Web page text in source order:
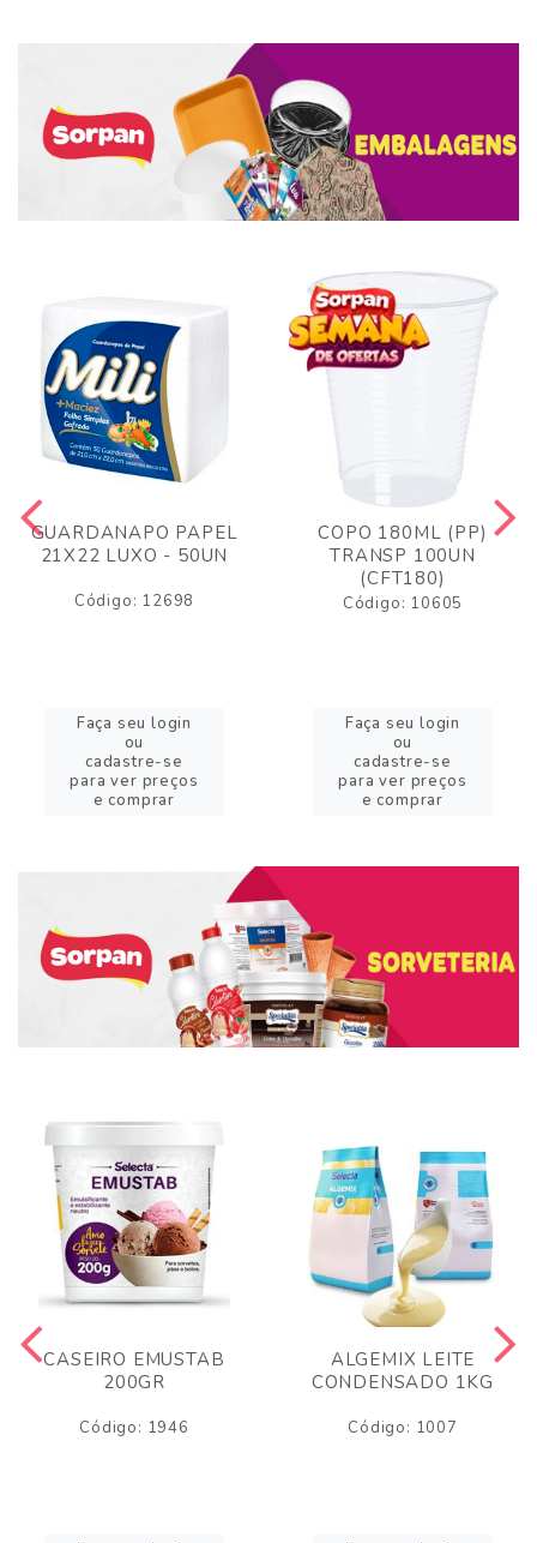
GUARDANAPO PAPEL
21X22 LUXO - 50UN
Código: 12698
Faça seu login
ou
cadastre-se
para ver preços
e comprar
COPO 180ML (PP)
TRANSP 100UN
(CFT180)
Código: 10605
Faça seu login
ou
cadastre-se
para ver preços
e comprar
CASEIRO EMUSTAB
200GR
Código: 1946
ALGEMIX LEITE
CONDENSADO 1KG
Código: 1007